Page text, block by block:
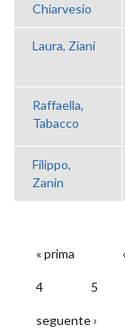
Chiarvesio
Laura, Ziani
Raffaella,
Tabacco
Filippo,
Zanin
PAGINE
« prima
4 5
seguente ›